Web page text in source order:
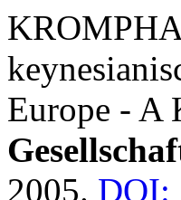
Europe - A
2005. DOI: